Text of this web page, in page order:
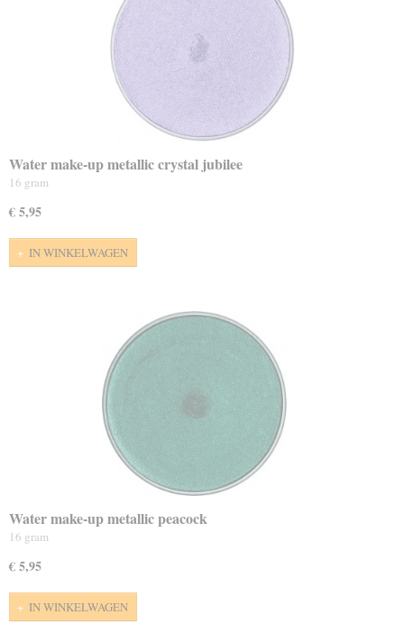
Water make-up metallic crystal jubilee
16 gram
€ 5,95
IN WINKELWAGEN
Water make-up metallic peacock
16 gram
€ 5,95
IN WINKELWAGEN